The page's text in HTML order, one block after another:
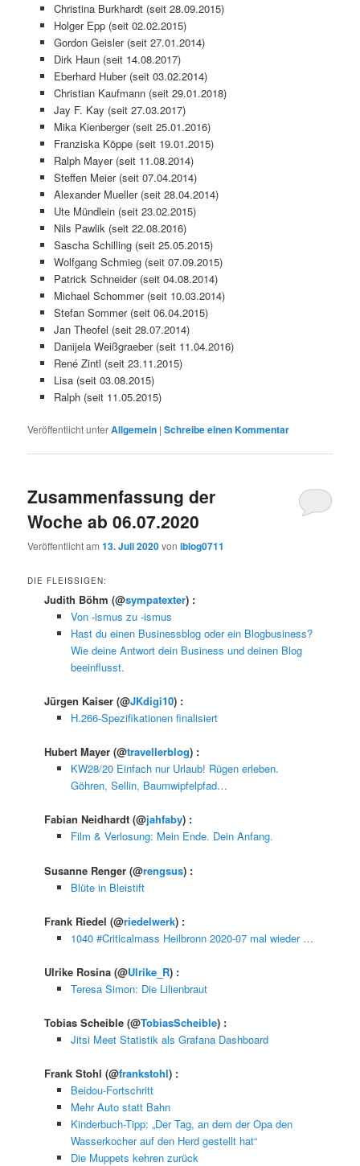
Christina Burkhardt (seit 28.09.2015)
Holger Epp (seit 02.02.2015)
Gordon Geisler (seit 27.01.2014)
Dirk Haun (seit 14.08.2017)
Eberhard Huber (seit 03.02.2014)
Christian Kaufmann (seit 29.01.2018)
Jay F. Kay (seit 27.03.2017)
Mika Kienberger (seit 25.01.2016)
Franziska Köppe (seit 19.01.2015)
Ralph Mayer (seit 11.08.2014)
Steffen Meier (seit 07.04.2014)
Alexander Mueller (seit 28.04.2014)
Ute Mündlein (seit 23.02.2015)
Nils Pawlik (seit 22.08.2016)
Sascha Schilling (seit 25.05.2015)
Wolfgang Schmieg (seit 07.09.2015)
Patrick Schneider (seit 04.08.2014)
Michael Schommer (seit 10.03.2014)
Stefan Sommer (seit 06.04.2015)
Jan Theofel (seit 28.07.2014)
Danijela Weißgraeber (seit 11.04.2016)
René Zintl (seit 23.11.2015)
Lisa (seit 03.08.2015)
Ralph (seit 11.05.2015)
Veröffentlicht unterAllgemein |Schreibe einen Kommentar
Zusammenfassung der
Woche ab 06.07.2020
Veröffentlicht am13. Juli 2020voniblog0711
DIE FLEISSIGEN:
Judith Böhm(@sympatexter) :
Von -ismus zu -ismus
Hast du einen Businessblog oder ein Blogbusiness?
Wie deine Antwort dein Business und deinen Blog
beeinflusst.
Jürgen Kaiser(@JKdigi10) :
H.266-Spezifikationen finalisiert
Hubert Mayer(@travellerblog) :
KW28/20 Einfach nur Urlaub! Rügen erleben.
Göhren, Sellin, Baumwipfelpfad…
Fabian Neidhardt(@jahfaby) :
Film & Verlosung: Mein Ende. Dein Anfang.
Susanne Renger(@rengsus) :
Blüte in Bleistift
Frank Riedel(@riedelwerk) :
1040 #Criticalmass Heilbronn 2020-07 mal wieder …
Ulrike Rosina(@Ulrike_R) :
Teresa Simon: Die Lilienbraut
Tobias Scheible(@TobiasScheible) :
Jitsi Meet Statistik als Grafana Dashboard
Frank Stohl(@frankstohl) :
Beidou-Fortschritt
Mehr Auto statt Bahn
Kinderbuch-Tipp: „Der Tag, an dem der Opa den
Wasserkocher auf den Herd gestellt hat“
Die Muppets kehren zurück